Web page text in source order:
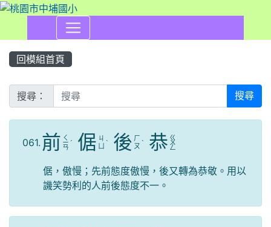
回模組首頁
搜尋： 搜尋
061. 前 ㄑ
ㄧ
ㄢ
ˊ 倨 ㄐ
ˋ 後 ㄏ
ㄡ ˋ 恭 ㄍ
ㄨ
ㄥ
倨，傲慢；先前態度傲慢，後又轉為恭敬。用以
譏笑勢利的人前後態度不一。